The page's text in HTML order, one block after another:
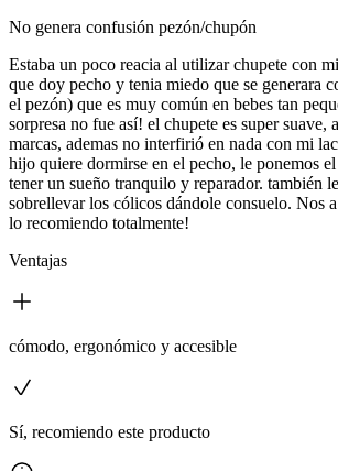
No genera confusión pezón/chupón
Estaba un poco reacia al utilizar chupete con
que doy pecho y tenia miedo que se generara
el pezón) que es muy común en bebes tan
sorpresa no fue así! el chupete es super suave,
marcas, ademas no interfirió en nada con mi
hijo quiere dormirse en el pecho, le ponemos
tener un sueño tranquilo y reparador. también
sobrellevar los cólicos dándole consuelo. Nos
lo recomiendo totalmente!
Ventajas
cómodo, ergonómico y accesible
Sí, recomiendo este producto